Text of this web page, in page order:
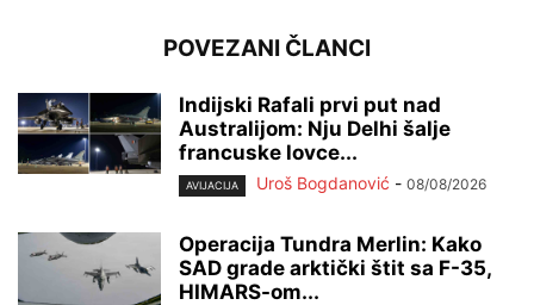
POVEZANI ČLANCI
Indijski Rafali prvi put nad
Australijom: Nju Delhi šalje
francuske lovce...
AVIJACIJA Uroš Bogdanović - 08/08/2026
Operacija Tundra Merlin: Kako
SAD grade arktički štit sa F-35,
HIMARS-om...